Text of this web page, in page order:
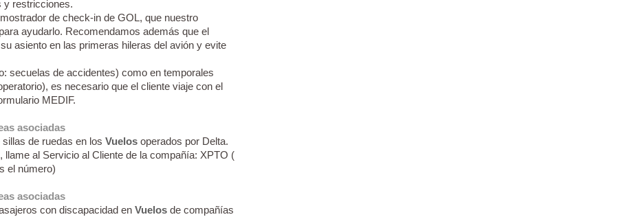
y restricciones.
de check-in de GOL, que nuestro
ayudarlo. Recomendamos además que el
asiento en las primeras hileras del avión y evite
secuelas de accidentes) como en temporales
es necesario que el cliente viaje con el
MEDIF.
asociadas
de ruedas en los Vuelos operados por Delta.
al Servicio al Cliente de la compañía: XPTO (
el número)
asociadas
con discapacidad en Vuelos de compañías